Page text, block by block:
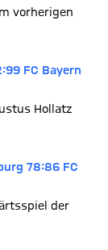
vorherigen
FC Bayern
Hollatz
78:86 FC
der